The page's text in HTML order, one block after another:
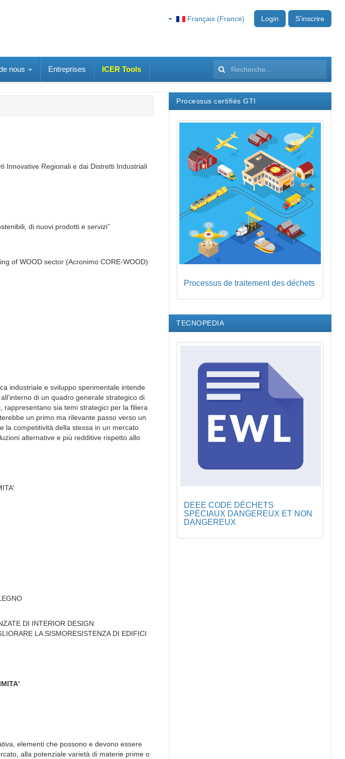
S'inscrire
Login
Français (France)
nous Entreprises ICER Tools Rechercher
Innovative Regionali e dai Distretti Industriali
di nuovi prodotti e servizi”
of WOOD sector (Acronimo CORE-WOOD)
industriale e sviluppo sperimentale intende
di un quadro generale strategico di
rappresentano sia temi strategici per la filiera
un primo ma rilevante passo verso un
la competitività della stessa in un mercato
alternative e più redditive rispetto allo
DI INTERIOR DESIGN
LA SISMORESISTENZA DI EDIFICI
elementi che possono e devono essere
alla potenziale varietà di materie prime o
Processus certifiés GTI
Processus de traitement des déchets
TECNOPEDIA
DEEE CODE DÉCHETS
SPÉCIAUX DANGEREUX ET NON
DANGEREUX